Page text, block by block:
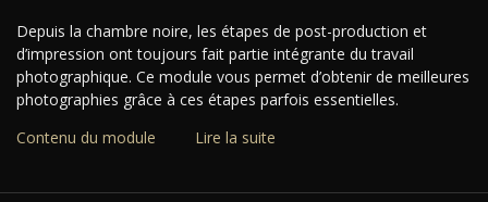
Depuis la chambre noire, les étapes de post-production et
d’impression ont toujours fait partie intégrante du travail
photographique. Ce module vous permet d’obtenir de meilleures
photographies grâce à ces étapes parfois essentielles.
Contenu du module
Lire la suite